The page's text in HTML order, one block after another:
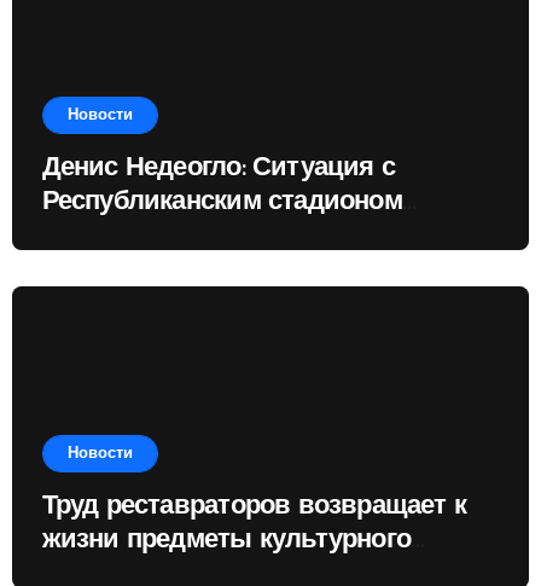
Новости
Денис Недеогло: Ситуация с
Республиканским стадионом
Новости
Труд реставраторов возвращает к
жизни предметы культурного